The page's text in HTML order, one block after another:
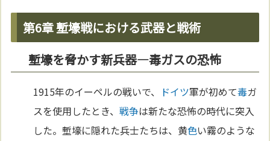
第6章 塹壕戦における武器と戦術
塹壕を脅かす新兵器—毒ガスの恐怖
1915年のイーペルの戦いで、 ドイツ軍が初めて毒ガ
スを使用したとき、戦争は新たな恐怖の時代に突入
した。塹壕に隠れた兵士たちは、黄色い霧のような